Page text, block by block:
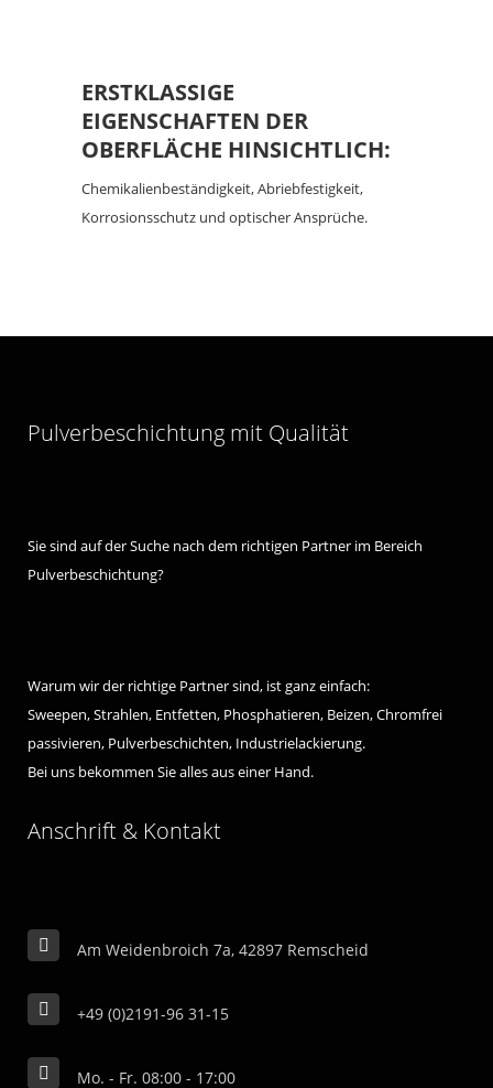
ERSTKLASSIGE
EIGENSCHAFTEN DER
OBERFLÄCHE HINSICHTLICH:
Chemikalienbeständigkeit, Abriebfestigkeit,
Korrosionsschutz und optischer Ansprüche.
Pulverbeschichtung mit Qualität
Sie sind auf der Suche nach dem richtigen Partner im Bereich
Pulverbeschichtung?
Warum wir der richtige Partner sind, ist ganz einfach:
Sweepen, Strahlen, Entfetten, Phosphatieren, Beizen, Chromfrei
passivieren, Pulverbeschichten, Industrielackierung.
Bei uns bekommen Sie alles aus einer Hand.
Anschrift & Kontakt
Am Weidenbroich 7a, 42897 Remscheid
+49 (0)2191-96 31-15
Mo. - Fr. 08:00 - 17:00